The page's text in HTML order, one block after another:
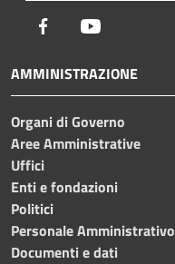
Facebook
AMMINISTRAZIONE
Organi di Governo
Aree Amministrative
Uffici
Enti e fondazioni
Politici
Personale Amministrativo
Documenti e dati